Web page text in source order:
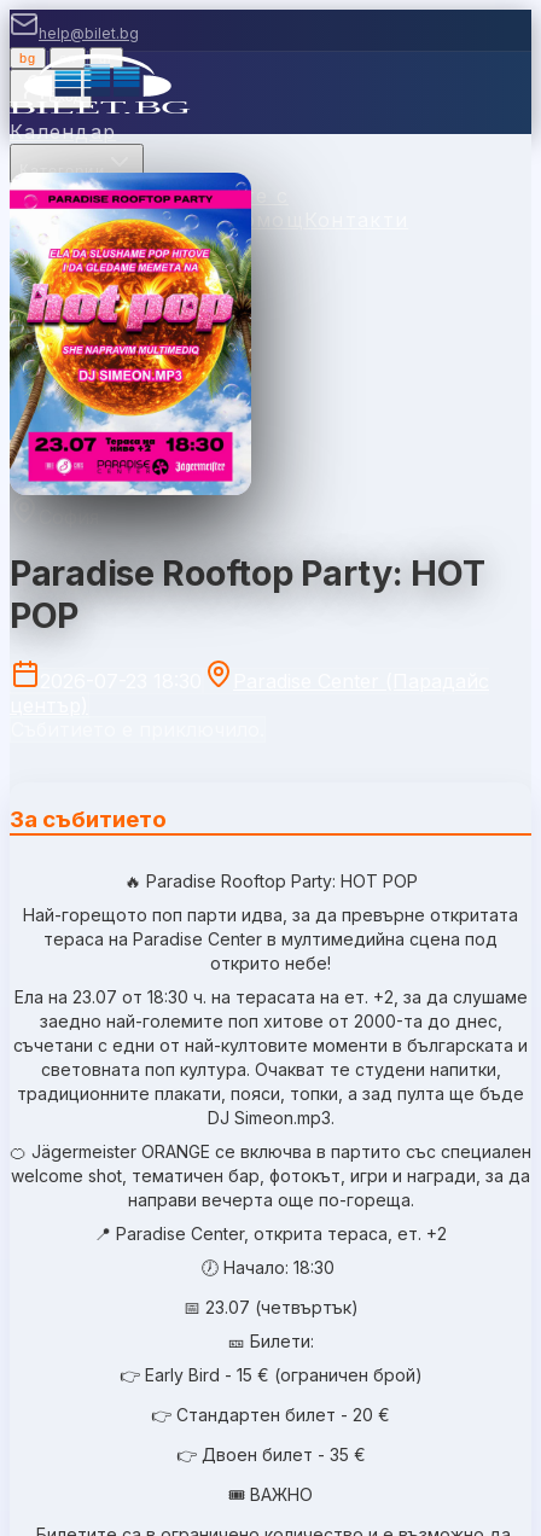
help@bilet.bg
bg |
Вход
Календар
Категории
МестаКасиПродавайте с
нас
ВаучериНовиниПомощ
София
Paradise Rooftop Party: HOT
POP
За събитието
🔥 Paradise Rooftop Party: HOT POP
Най-горещото поп парти идва, за да превърне откритата
тераса на Paradise Center в мултимедийна сцена под
открито небе!
Ела на 23.07 от 18:30 ч. на терасата на ет. +2, за да слушаме
заедно най-големите поп хитове от 2000-та до днес,
съчетани с едни от най-култовите моменти в българската и
световната поп култура. Очакват те студени напитки,
традиционните плакати, пояси, топки, а зад пулта ще бъде
DJ Simeon.mp3.
🍊 Jägermeister ORANGE се включва в партито със специален
welcome shot, тематичен бар, фотокът, игри и награди, за да
направи вечерта още по-гореща.
📍 Paradise Center, открита тераса, ет. +2
🕖 Начало: 18:30
📅 23.07 (четвъртък)
🎫 Билети:
👉 Early Bird - 15 € (ограничен брой)
👉 Стандартен билет - 20 €
👉 Двоен билет - 35 €
🎟 ВАЖНО